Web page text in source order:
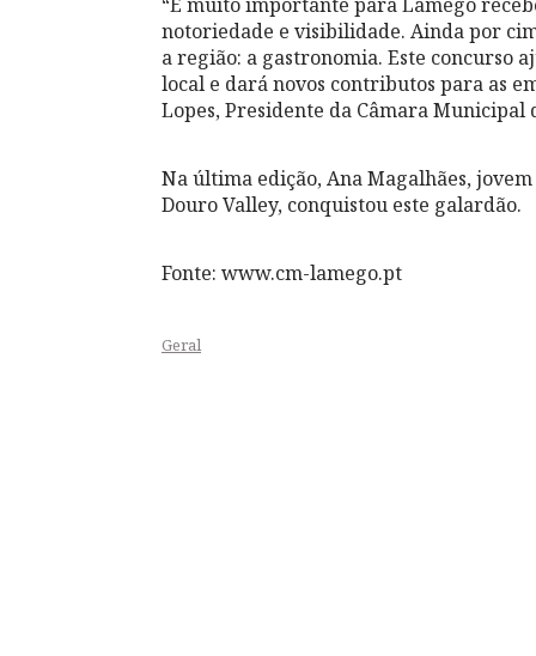
notoriedade e visibilidade. Ainda por
a região: a gastronomia. Este concurso
local e dará novos contributos para as
Lopes, Presidente da Câmara Municipal
Na última edição, Ana Magalhães,
Douro Valley, conquistou este galardão.
Fonte: www.cm-lamego.pt
Geral